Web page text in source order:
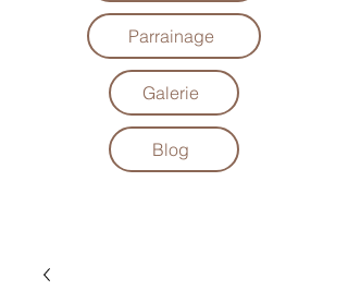
Galerie
Blog
Parrainage